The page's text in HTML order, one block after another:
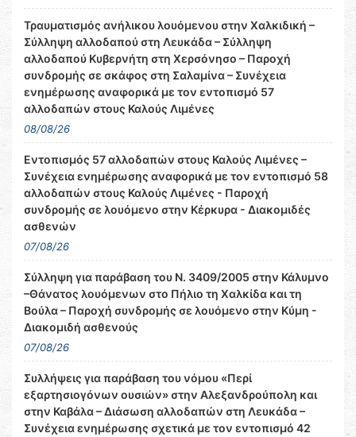
Τραυματισμός ανήλικου λουόμενου στην Χαλκιδική –
Σύλληψη αλλοδαπού στη Λευκάδα – Σύλληψη
αλλοδαπού Κυβερνήτη στη Χερσόνησο – Παροχή
συνδρομής σε σκάφος στη Σαλαμίνα – Συνέχεια
ενημέρωσης αναφορικά με τον εντοπισμό 57
αλλοδαπών στους Καλούς Λιμένες
08/08/26
Εντοπισμός 57 αλλοδαπών στους Καλούς Λιμένες –
Συνέχεια ενημέρωσης αναφορικά με τον εντοπισμό 58
αλλοδαπών στους Καλούς Λιμένες - Παροχή
συνδρομής σε λουόμενο στην Κέρκυρα - Διακομιδές
ασθενών
07/08/26
Σύλληψη για παράβαση του Ν. 3409/2005 στην Κάλυμνο
–Θάνατος λουόμενων στο Πήλιο τη Χαλκίδα και τη
Βούλα – Παροχή συνδρομής σε λουόμενο στην Κύμη -
Διακομιδή ασθενούς
07/08/26
Συλλήψεις για παράβαση του νόμου «Περί
εξαρτησιογόνων ουσιών» στην Αλεξανδρούπολη και
στην Καβάλα – Διάσωση αλλοδαπών στη Λευκάδα –
Συνέχεια ενημέρωσης σχετικά με τον εντοπισμό 42